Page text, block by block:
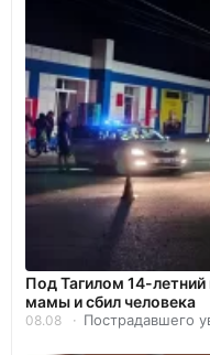
Под Тагилом 14-
мамы и сбил человека
08.08 Пострадавшего